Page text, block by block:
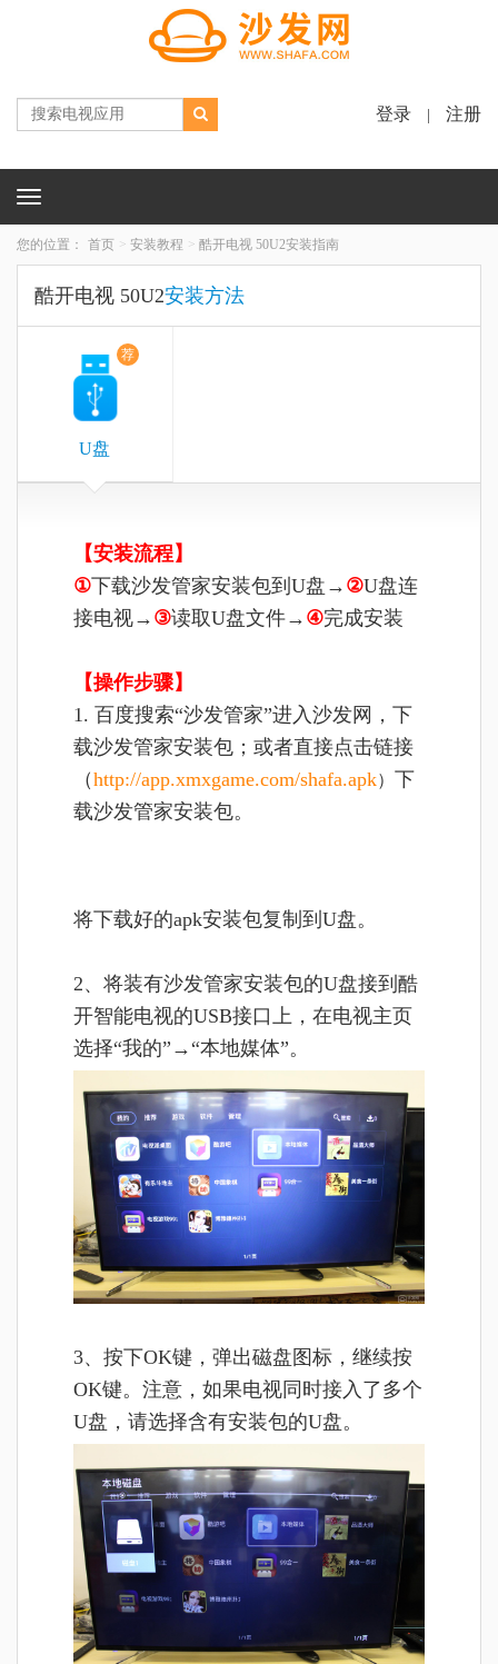
登录 注册
Toggle
您的位置： 首页 安装教程 酷开电视 50U2安装指南
酷开电视 50U2安装方法
荐
U盘
【安装流程】
①下载沙发管家安装包到U盘→ ②U盘连
接电视→ ③读取U盘文件→ ④完成安装
【操作步骤】
1. 百度搜索“沙发管家”进入沙发网，下
载沙发管家安装包；或者直接点击链接
（http://app.xmxgame.com/shafa.apk） 下
载沙发管家安装包。
将下载好的apk安装包复制到U盘。
2、将装有沙发管家安装包的U盘接到酷
开智能电视的USB接口上，在电视主页
选择“我的” →“本地媒体”。
3、按下OK键，弹出磁盘图标，继续按
OK键。注意，如果电视同时接入了多个
U盘，请选择含有安装包的U盘。